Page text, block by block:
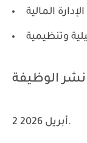
نشر الوظيفة
2 أبريل 2026.